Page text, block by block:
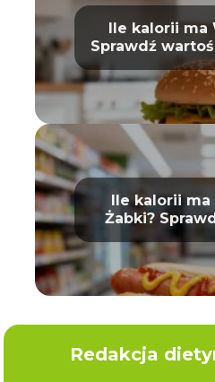
Ile kalorii ma
Sprawdź
Ile kalorii
Żabki?
Redakcja